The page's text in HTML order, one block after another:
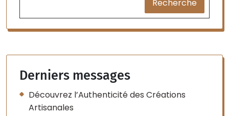
Recherche
Derniers messages
Découvrez l’Authenticité des Créations
Artisanales